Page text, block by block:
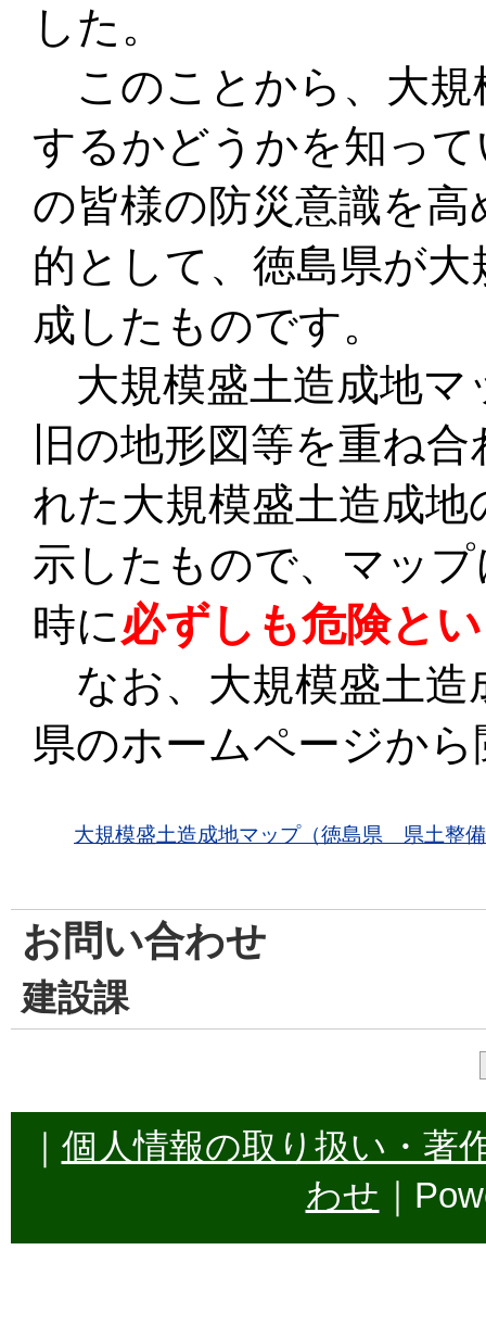
した。
このことから、大規
するかどうかを知っ
の皆様の防災意識を
的として、徳島県が
成したものです。
大規模盛土造成地マ
旧の地形図等を重ね
れた大規模盛土造成
示したもので、マッ
時に必ずしも危険と
なお、大規模盛土造
県のホームページか
大規模盛土造成地マップ（徳島県 県土整
お問い合わせ
建設課
｜ 個人情報の取り扱い・著
わせ ｜